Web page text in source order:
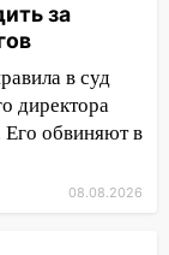
шесть
за
в суд
директора
обвиняют в
08.08.2026